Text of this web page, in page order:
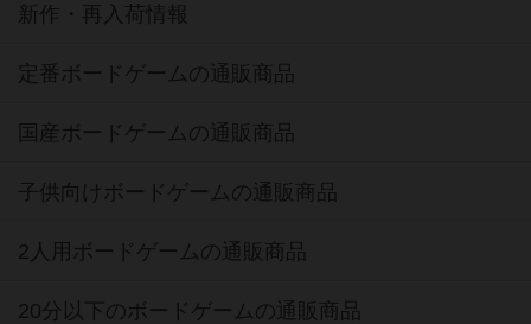
新作・再入荷情報
定番ボードゲームの通販商品
国産ボードゲームの通販商品
子供向けボードゲームの通販商品
2人用ボードゲームの通販商品
20分以下のボードゲームの通販商品